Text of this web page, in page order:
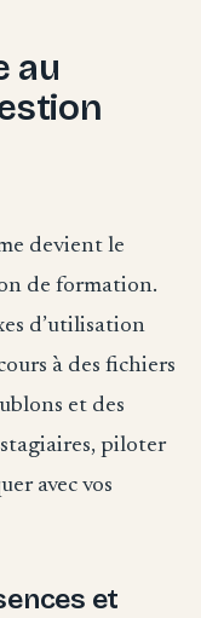
au
devient le
de formation.
d’utilisation
à des fichiers
et des
piloter
avec vos
et